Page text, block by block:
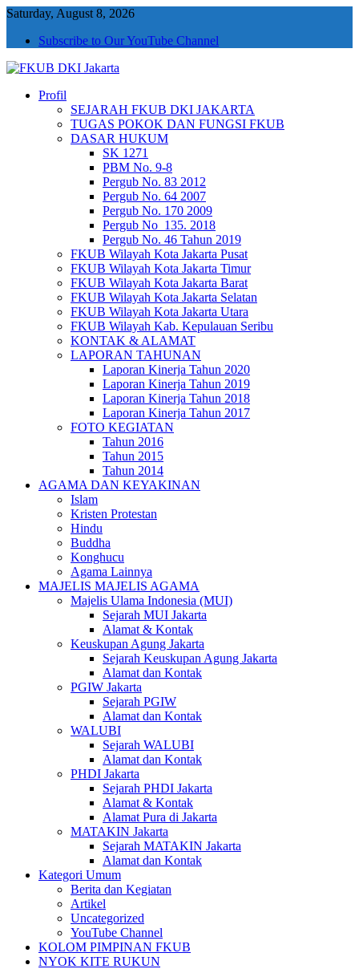
Saturday, August 8, 2026
Subscribe to Our YouTube Channel
FKUB DKI Jakarta
Jakarta Aman, Jakarta Damai dan Rukun
Profil
SEJARAH FKUB DKI JAKARTA
TUGAS POKOK DAN FUNGSI FKUB
DASAR HUKUM
SK 1271
PBM No. 9-8
Pergub No. 83 2012
Pergub No. 64 2007
Pergub No. 170 2009
Pergub No_135. 2018
Pergub No. 46 Tahun 2019
FKUB Wilayah Kota Jakarta Pusat
FKUB Wilayah Kota Jakarta Timur
FKUB Wilayah Kota Jakarta Barat
FKUB Wilayah Kota Jakarta Selatan
FKUB Wilayah Kota Jakarta Utara
FKUB Wilayah Kab. Kepulauan Seribu
KONTAK & ALAMAT
LAPORAN TAHUNAN
Laporan Kinerja Tahun 2020
Laporan Kinerja Tahun 2019
Laporan Kinerja Tahun 2018
Laporan Kinerja Tahun 2017
FOTO KEGIATAN
Tahun 2016
Tahun 2015
Tahun 2014
AGAMA DAN KEYAKINAN
Islam
Kristen Protestan
Hindu
Buddha
Konghucu
Agama Lainnya
MAJELIS MAJELIS AGAMA
Majelis Ulama Indonesia (MUI)
Sejarah MUI Jakarta
Alamat & Kontak
Keuskupan Agung Jakarta
Sejarah Keuskupan Agung Jakarta
Alamat dan Kontak
PGIW Jakarta
Sejarah PGIW
Alamat dan Kontak
WALUBI
Sejarah WALUBI
Alamat dan Kontak
PHDI Jakarta
Sejarah PHDI Jakarta
Alamat & Kontak
Alamat Pura di Jakarta
MATAKIN Jakarta
Sejarah MATAKIN Jakarta
Alamat dan Kontak
Kategori Umum
Berita dan Kegiatan
Artikel
Uncategorized
YouTube Channel
KOLOM PIMPINAN FKUB
NYOK KITE RUKUN